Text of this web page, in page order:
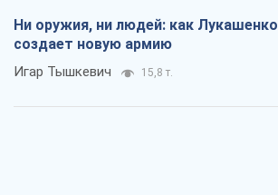
Ни оружия, ни людей: как Лукашенко
создает новую армию
Игар Тышкевич 15,8 т.